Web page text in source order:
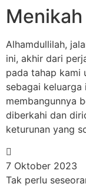
Menikah
Alhamdullilah,
ini, akhir dari
pada tahap kami
sebagai keluarga
membangunnya
diberkahi dan
keturunan yang
7 Oktober 2023
Tak perlu